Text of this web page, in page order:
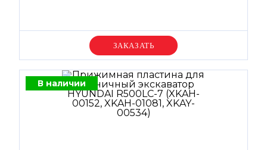
Уточняйте цену
В наличии